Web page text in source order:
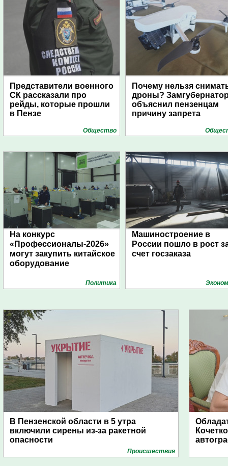
Представители военного
СК рассказали про
рейды, которые прошли
в Пензе
Общество
Почему нельзя
дроны?
объяснил пензенцам
причину запрета
На конкурс
«Профессионалы-2026»
могут закупить китайское
оборудование
Политика
Машиностроение в
России пошло в рост
счет госзаказа
В Пензенской области в 5 утра
включили сирены из-за ракетной
опасности
Проиcшествия